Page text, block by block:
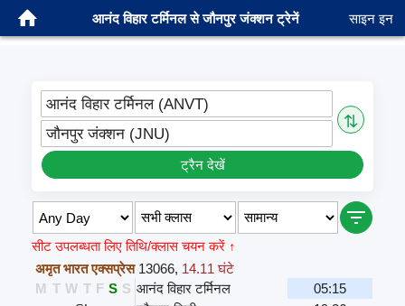
आनंद विहार टर्मिनल से जौनपुर जंक्शन ट्रेनें साइन इन
आनंद विहार टर्मिनल (ANVT)
⇅
जौनपुर जंक्शन (JNU)
ट्रैन देखें
सीट उपलब्धता लिए तिथि/क्लास चयन करें ↑
अमृत भारत एक्सप्रेस 13066, 14.11 घंटे
M T W T F S S आनंद विहार टर्मिनल
05:15